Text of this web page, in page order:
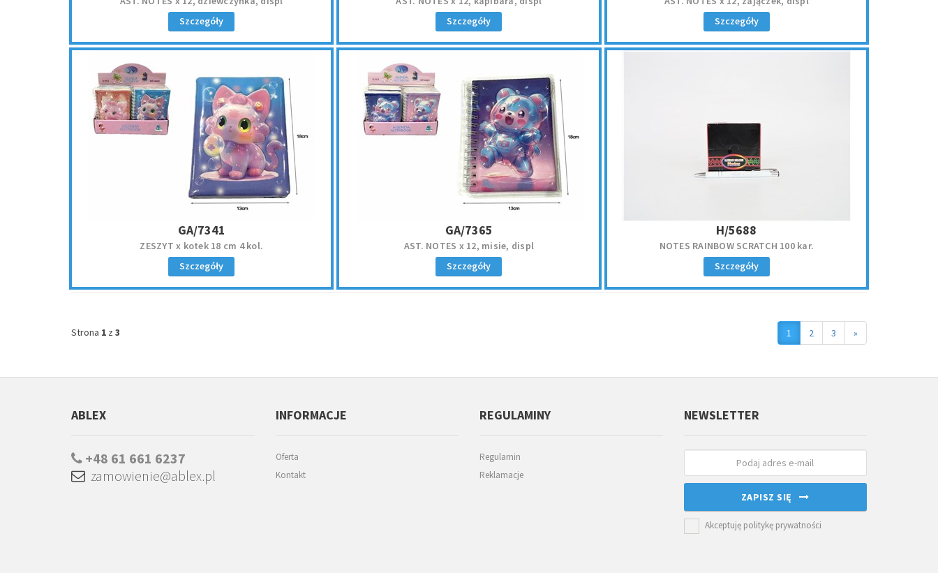
Szczegóły
Szczegóły
Szczegóły
GA/7341
ZESZYT x kotek 18 cm 4 kol.
Szczegóły
GA/7365
AST. NOTES x 12, misie, displ
Szczegóły
H/5688
NOTES RAINBOW SCRATCH 100 kar.
Szczegóły
Strona 1 z 3 1 2 3 »
ABLEX
+48 61 661 6237
zamowienie@ablex.pl
INFORMACJE
Oferta
Kontakt
REGULAMINY
Regulamin
Reklamacje
NEWSLETTER
ZAPISZ SIĘ
Akceptuję politykę prywatności